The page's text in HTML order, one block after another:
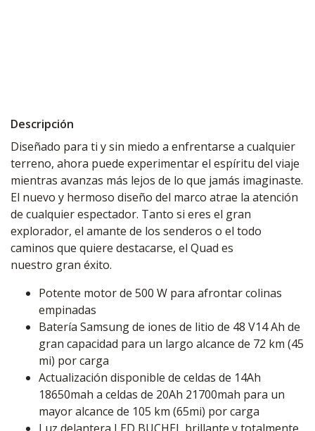
Descripción
Diseñado para ti y sin miedo a enfrentarse a cualquier
terreno, ahora puede experimentar el espíritu del viaje
mientras avanzas más lejos de lo que jamás imaginaste.
El nuevo y hermoso diseño del marco atrae la atención
de cualquier espectador. Tanto si eres el gran
explorador, el amante de los senderos o el todo
caminos que quiere destacarse, el Quad es
nuestro gran éxito.
Potente motor de 500 W para afrontar colinas
empinadas
Batería Samsung de iones de litio de 48 V14 Ah de
gran capacidad para un largo alcance de 72 km (45
mi) por carga
Actualización disponible de celdas de 14Ah
18650mah a celdas de 20Ah 21700mah para un
mayor alcance de 105 km (65mi) por carga